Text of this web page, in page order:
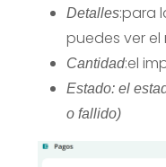
Detalles:para
puedes ver el
Cantidad:el
Estado: el
o fallido)